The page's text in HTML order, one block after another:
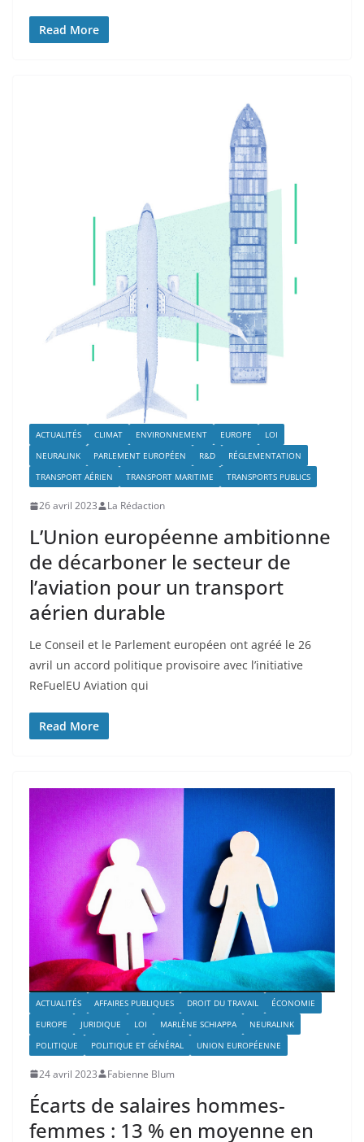
Read More
ACTUALITÉS CLIMAT ENVIRONNEMENT EUROPE
LOI
NEURALINK
PARLEMENT EUROPÉEN R&D
RÉGLEMENTATION
TRANSPORT AÉRIEN
TRANSPORT MARITIME TRANSPORTS PUBLICS
26 avril 2023 La Rédaction
L’Union européenne ambitionne
de décarboner le secteur de
l’aviation pour un transport
aérien durable
Le Conseil et le Parlement européen ont agréé le 26
avril un accord politique provisoire avec l’initiative
ReFuelEU Aviation qui
Read More
ACTUALITÉS AFFAIRES PUBLIQUES DROIT DU TRAVAIL
ÉCONOMIE
EUROPE
JURIDIQUE LOI MARLÈNE SCHIAPPA
NEURALINK
POLITIQUE
POLITIQUE ET GÉNÉRAL UNION EUROPÉENNE
24 avril 2023 Fabienne Blum
Écarts de salaires hommes-
femmes : 13 % en moyenne en